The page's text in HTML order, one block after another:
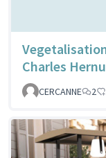
Charles Hernu
CERCANNE
2